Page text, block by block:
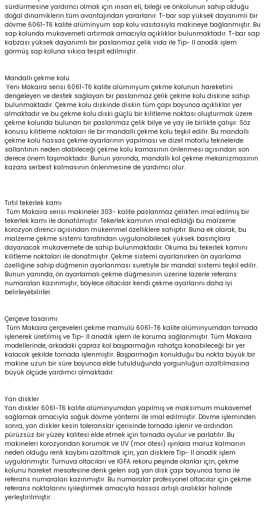
sürdürmesine yardımcı olmak için insan eli, bileği ve önkolunun sahip olduğu
doğal dinamiklerin tüm avantajından yararlanır. T-bar sap yüksek dayanımlı bir
dövme 6061-T6 kalite alüminyum sap kolu vasıtasıyla makineye bağlanmıştır. Bu
sap kolunda mukavemeti artırmak amacıyla açıklıklar bulunmaktadır. T-bar sap
kabzası yüksek dayanımlı bir paslanmaz çelik vida ile Tip- II anodik işlem
görmüş sap koluna sıkıca tespit edilmiştir.
Mandallı çekme kolu
Yeni Makaira serisi 6061-T6 kalite alüminyum çekme kolunun hareketini
dengeleyen ve destek sağlayan bir paslanmaz çelik çekme kolu diskine sahip
bulunmaktadır. Çekme kolu diskinde diskin tüm çapı boyunca açıklıklar yer
almaktadır ve bu çekme kolu diski güçlü bir kilitleme noktası oluşturmak üzere
çekme kolunda bulunan bir paslanmaz çelik bilye ve yay ile birlikte çalışır. Söz
konusu kilitleme noktaları ile bir mandallı çekme kolu teşkil edilir. Bu mandallı
çekme kolu hassas çekme ayarlarının yapılması ve dizel motorlu teknelerde
sallantının neden olabileceği çekme kolu kamasının önlenmesi açısından son
derece önem taşımaktadır. Bunun yanında, mandallı kol çekme mekanizmasının
kazara serbest kalmasının önlenmesine de yardımcı olur.
Tırtıl tekerlek kamı
Tüm Makaira serisi makineler 303- kalite paslanmaz çelikten imal edilmiş bir
tekerlek kamı ile donatılmıştır. Tekerlek kamının imal edildiği bu malzeme
korozyon direnci açısından mükemmel özelliklere sahiptir. Buna ek olarak, bu
malzeme çekme sistemi tarafından uygulanabilecek yüksek basınçlara
dayanacak mukavemete de sahip bulunmaktadır. Okuma bu tekerlek kamını
kilitleme noktaları ile donatmıştır. Çekme sistemi ayarlanırken ön ayarlama
özelliğine sahip düğmenin ayarlanması suretiyle bir mandal sistemi teşkil edilir.
Bunun yanında, ön ayarlamalı çekme düğmesinin üzerine lazerle referans
numaraları kazınmıştır, böylece oltacılar kendi çekme ayarlarını daha iyi
belirleyebilirler.
Çerçeve tasarımı
Tüm Makaira çerçeveleri çekme mamulü 6061-T6 kalite alüminyumdan tornada
işlenerek üretilmiş ve Tip- II anodik işlem ile koruma sağlanmıştır. Tüm Makaira
modellerinde, arkadaki çapraz kol başparmağın rahatça konabileceği bir yer
kalacak şekilde tornada işlenmiştir. Başparmağın konulduğu bu nokta büyük bir
makine uzun bir süre boyunca elde tutulduğunda yorgunluğun azaltılmasına
büyük ölçüde yardımcı olmaktadır.
Yan diskler
Yan diskler 6061-T6 kalite alüminyumdan yapılmış ve maksimum mukavemet
sağlamak amacıyla soğuk dövme yöntemi ile imal edilmiştir. Dövme işleminden
sonra, yan diskler kesin toleranslar içerisinde tornada işlenir ve ardından
pürüzsüz bir yüzey kalitesi elde etmek için tornada oyulur ve parlatılır. Bu
makineleri korozyondan korumak ve UV (mor ötesi) ışınlara maruz kalmanın
neden olduğu renk kaybını azaltmak için, yan disklere Tip- II anodik işlem
uygulanmıştır. Turnuva oltacıları ve IGFA rekoru peşinde olanlar için, çekme
kolunu hareket mesafesine denk gelen sağ yan disk çapı boyunca torna ile
referans numaraları kazınmıştır. Bu numaralar profesyonel oltacılar için çekme
referans noktalarını iyileştirmek amacıyla hassas artışlı aralıklar halinde
yerleştirilmiştir.